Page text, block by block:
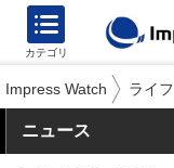
カテゴリ
Impress Watch ライフ
ニュース